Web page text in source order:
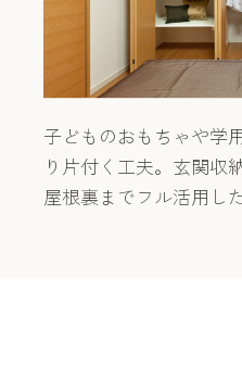
子どものおもちゃや学
り片付く工夫。 玄関収
屋根裏までフル活用し